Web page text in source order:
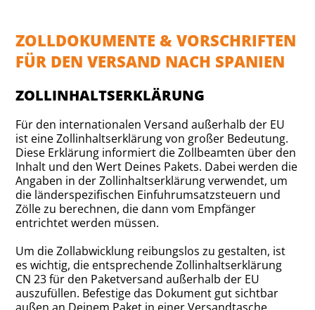
ZOLLDOKUMENTE & VORSCHRIFTEN
FÜR DEN VERSAND NACH SPANIEN
ZOLLINHALTSERKLÄRUNG
Für den internationalen Versand außerhalb der EU
ist eine Zollinhaltserklärung von großer Bedeutung.
Diese Erklärung informiert die Zollbeamten über den
Inhalt und den Wert Deines Pakets. Dabei werden die
Angaben in der Zollinhaltserklärung verwendet, um
die länderspezifischen Einfuhrumsatzsteuern und
Zölle zu berechnen, die dann vom Empfänger
entrichtet werden müssen.
Um die Zollabwicklung reibungslos zu gestalten, ist
es wichtig, die entsprechende Zollinhaltserklärung
CN 23 für den Paketversand außerhalb der EU
auszufüllen. Befestige das Dokument gut sichtbar